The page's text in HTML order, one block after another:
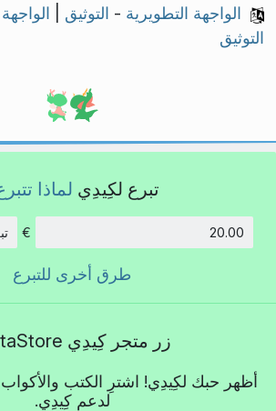
الواجهة التطويرية - التوثيق
التوثيق
تبرع لكِيدِي لماذا
€
طرق أخرى للتبرع
زر متجر كِيدِي MetaStore
أظهر حبك لكِيدِي! اشترِ الكتب
لدعم كِيدِي.